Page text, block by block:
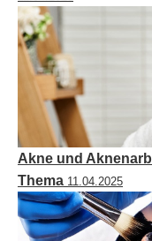
Akne und
Thema 11.04.2025